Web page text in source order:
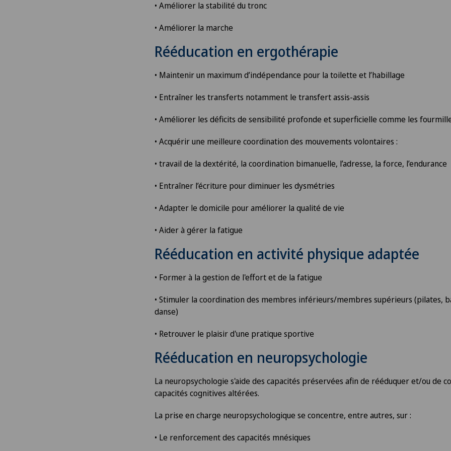
Arthrose de l’épaule
Arthrose du genou
Astigmatisme
Augmentation du volume de la
thyroïde (goitre)
Cancer de la prostate (carcinome
de la prostate)
Cancer de la thyroïde (carcinome
Cancer du sein
• Améliorer la stabilité du tronc
• Améliorer la marche
Rééducation en ergothérapie
• Maintenir un maximum d’indépendance pour la toilette et l’habillage
• Entraîner les transferts notamment le transfert assis-assis
• Améliorer les déficits de sensibilité profonde et superficielle comme les
• Acquérir une meilleure coordination des mouvements volontaires :
• travail de la dextérité, la coordination bimanuelle, l’adresse, la force, l’endurance
• Entraîner l’écriture pour diminuer les dysmétries
• Adapter le domicile pour améliorer la qualité de vie
• Aider à gérer la fatigue
Rééducation en activité physique adaptée
• Former à la gestion de l'effort et de la fatigue
• Stimuler la coordination des membres inférieurs/membres supérieurs (pilates,
danse)
• Retrouver le plaisir d'une pratique sportive
Rééducation en neuropsychologie
La neuropsychologie s'aide des capacités préservées afin de rééduquer et/ou de
capacités cognitives altérées.
La prise en charge neuropsychologique se concentre, entre autres, sur :
• Le renforcement des capacités mnésiques